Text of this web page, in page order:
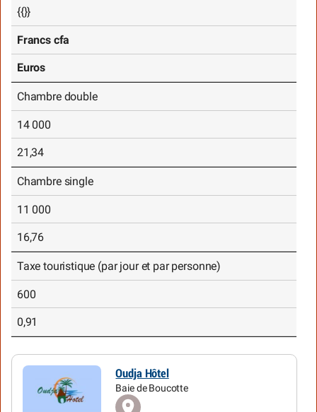
{{}}
Francs cfa
Euros
Chambre double
14 000
21,34
Chambre single
11 000
16,76
Taxe touristique (par jour et par personne)
600
0,91
Oudja Hôtel
Baie de Boucotte